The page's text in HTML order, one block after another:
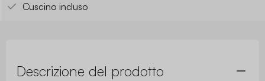
Cuscino incluso
Descrizione del prodotto